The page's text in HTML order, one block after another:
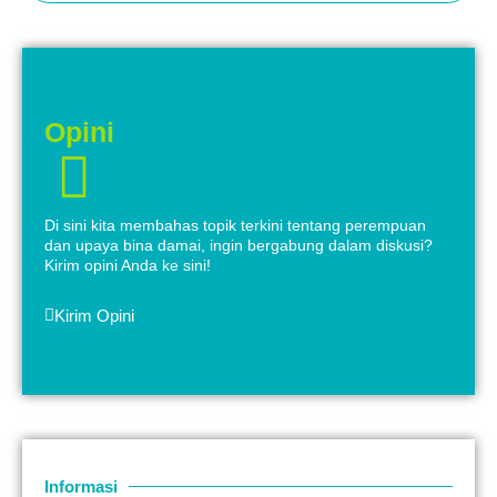
Opini
Di sini kita membahas topik terkini tentang perempuan
dan upaya bina damai, ingin bergabung dalam diskusi?
Kirim opini Anda ke sini!
Kirim Opini
Informasi